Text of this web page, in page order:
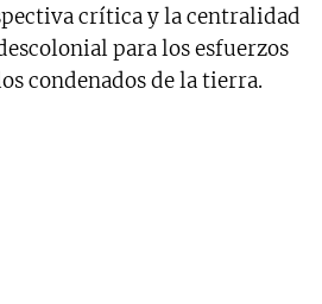
crítica y la centralidad
para los esfuerzos
condenados de la tierra.